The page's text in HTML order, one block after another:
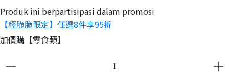
Produk ini berpartisipasi dalam promosi
【經脆脆限定】任選8件享95折
加價購【零食類】